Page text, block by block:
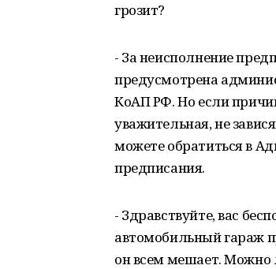
грозит?
- За неисполнение
предусмотрена
КоАП РФ. Но если
уважительная, не
можете обратиться в
предписания.
- Здравствуйте, вас
автомобильный гараж
он всем мешает. Можно